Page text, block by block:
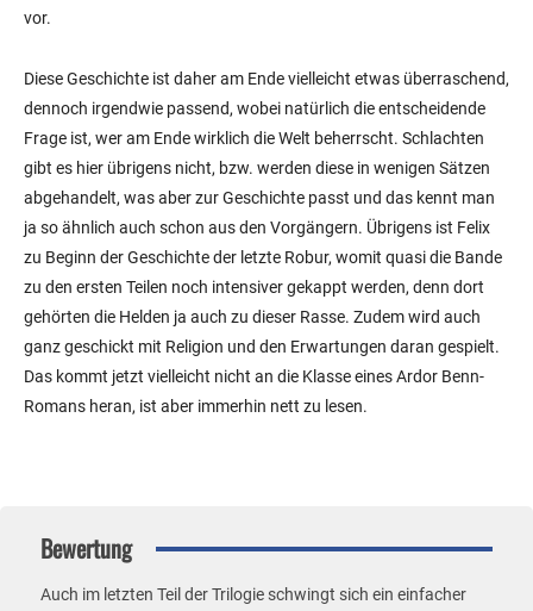
vor.
Diese Geschichte ist daher am Ende vielleicht etwas überraschend,
dennoch irgendwie passend, wobei natürlich die entscheidende
Frage ist, wer am Ende wirklich die Welt beherrscht. Schlachten
gibt es hier übrigens nicht, bzw. werden diese in wenigen Sätzen
abgehandelt, was aber zur Geschichte passt und das kennt man
ja so ähnlich auch schon aus den Vorgängern. Übrigens ist Felix
zu Beginn der Geschichte der letzte Robur, womit quasi die Bande
zu den ersten Teilen noch intensiver gekappt werden, denn dort
gehörten die Helden ja auch zu dieser Rasse. Zudem wird auch
ganz geschickt mit Religion und den Erwartungen daran gespielt.
Das kommt jetzt vielleicht nicht an die Klasse eines Ardor Benn-
Romans heran, ist aber immerhin nett zu lesen.
Bewertung
Auch im letzten Teil der Trilogie schwingt sich ein einfacher